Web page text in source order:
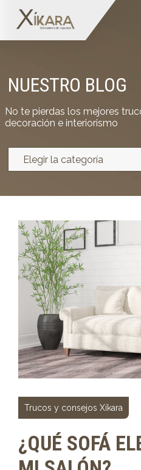
NUESTRO BLOG
No te pierdas los mejores
decoración e interiorismo
Trucos y consejos Xíkara
¿QUÉ SOFÁ